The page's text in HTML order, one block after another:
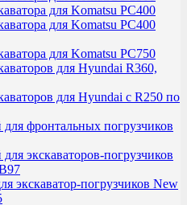
для Komatsu PC400
для Komatsu PC400
для Komatsu PC750
для Hyundai R360,
для Hyundai с R250 по
фронтальных погрузчиков
экскаваторов-погрузчиков
экскаватор-погрузчиков New